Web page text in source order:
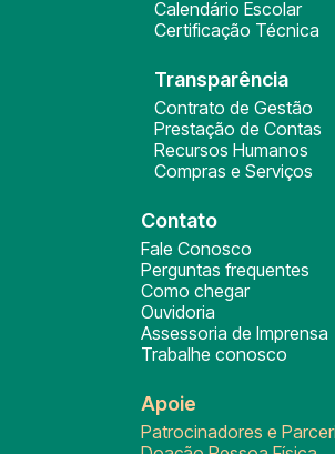
Calendário Escolar
Certificação Técnica
Transparência
Contrato de Gestão
Prestação de Contas
Recursos Humanos
Compras e Serviços
Contato
Fale Conosco
Perguntas frequentes
Como chegar
Ouvidoria
Assessoria de Imprensa
Trabalhe conosco
Apoie
Patrocinadores e